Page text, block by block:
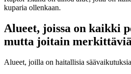
kuparia ollenkaan.
Alueet, joissa on kaikki
mutta joitain
Alueet, joilla on haitallisia